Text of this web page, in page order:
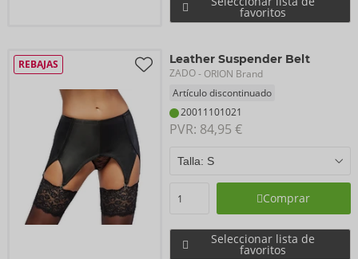
favoritos
REBAJAS Leather Suspender Belt
ZADO- ORION Brand
Artículo discontinuado
20011101021
PVR: 84,95 €
Comprar
Seleccionar lista de
favoritos